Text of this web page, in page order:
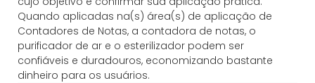
Quando aplicadas na(s) área(s) de aplicação de
Contadores de Notas, a contadora de notas, o
purificador de ar e o esterilizador podem ser
confiáveis ​​e duradouros, economizando bastante
dinheiro para os usuários.